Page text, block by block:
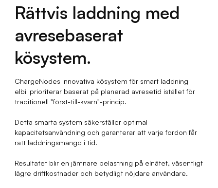
Rättvis laddning med
avresebaserat
kösystem.
ChargeNodes innovativa kösystem för smart laddning
elbil prioriterar baserat på planerad avresetid istället för
traditionell "först-till-kvarn"-princip.
Detta smarta system säkerställer optimal
kapacitetsanvändning och garanterar att varje fordon får
rätt laddningsmängd i tid.
Resultatet blir en jämnare belastning på elnätet, väsentligt
lägre driftkostnader och betydligt nöjdare användare.